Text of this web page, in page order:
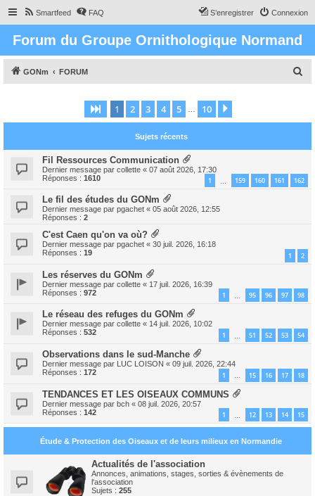
Smartfeed FAQ Connexion
S’enregistrer
Forum du Groupe Ornithologique Normand
GONm FORUM
h
c
h
Page 1sur10
1 2 3 4 5 10
Sujets récents
Fil Ressources Communication
Dernier message par collette « 07 août 2026, 17:30
Réponses : 1610 1 159 160 161 162
Le fil des études du GONm
Dernier message par pgachet « 05 août 2026, 12:55
Réponses : 2
C'est Caen qu'on va où?
Dernier message par pgachet « 30 juil. 2026, 16:18
Réponses : 19 1 2
Les réserves du GONm
Dernier message par collette « 17 juil. 2026, 16:39
Réponses : 972 1 95 96 97 98
Le réseau des refuges du GONm
Dernier message par collette « 14 juil. 2026, 10:02
Réponses : 532 1 51 52 53 54
Observations dans le sud-Manche
Dernier message par LUC LOISON « 09 juil. 2026, 22:44
Réponses : 172 1 … 15 16 17 18
TENDANCES ET LES OISEAUX COMMUNS
Dernier message par bch « 08 juil. 2026, 20:57
Réponses : 142 1 12 13 14 15
Étude & Protection des Oiseaux et de leurs milieux en Normandie
Actualités de l'association
Annonces, animations, stages, sorties & évènements de
l'association
Sujets : 255